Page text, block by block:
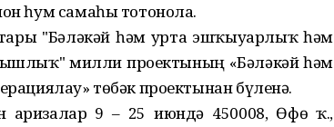
һум самаһы тотонола.
"Бәләкәй һәм урта эшҡыуарлыҡ һәм
милли проектының «Бәләкәй һәм
төбәк проектынан бүленә.
ғаризалар 9 – 25 июндә 450008, Өфө ҡ.,